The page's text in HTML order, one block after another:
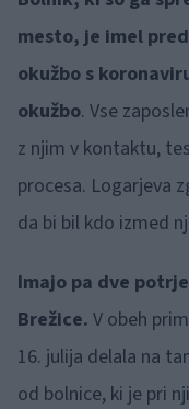
mesto, je imel
okužbo s
okužbo. Vse
z njim v kontaktu,
procesa. Logarjeva
da bi bil kdo izmed
Imajo pa dve
Brežice. V obeh
16. julija delala na
od bolnice, ki je pri